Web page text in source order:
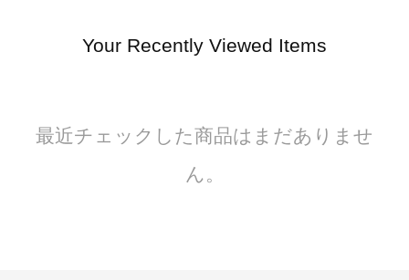
Your Recently Viewed Items
最近チェックした商品はまだありませ
ん。